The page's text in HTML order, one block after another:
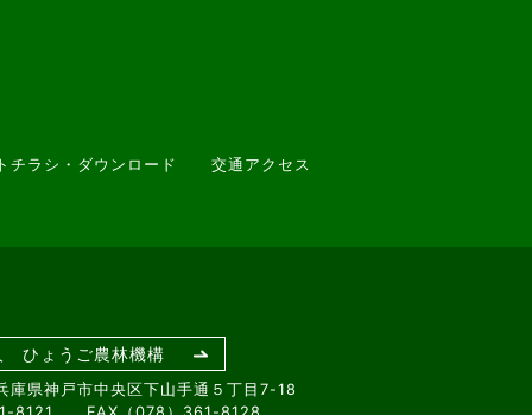
チラシ・ダウンロード 交通アクセス
ひょうご農林機構
県神戸市中央区下山手通５丁目7-18